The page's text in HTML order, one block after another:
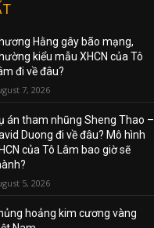
Hằng gây bão mạng,
kiểu mẫu XHCN của Tô
đi về đâu?
7, 2026
án tham nhũng Sheng Thao –
Duong đi về đâu? Mô hình
của Tô Lâm bao giờ sẽ
5, 2026
hoảng kim cương vàng